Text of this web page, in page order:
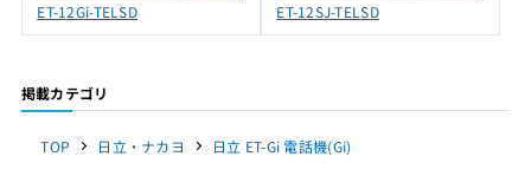
ET-12Gi-TELSD ET-12SJ-TELSD
掲載カテゴリ
TOP 日立・ナカヨ 日立 ET-Gi 電話機(Gi)